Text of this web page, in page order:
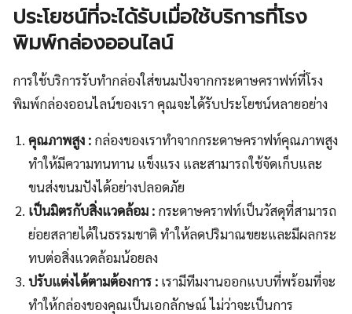
ประโยชน์ที่จะได้รับเมื่อใช้บริการที่โรง
พิมพ์กล่องออนไลน์
การใช้บริการรับทำกล่องใส่ขนมปังจากกระดาษคราฟท์ที่โรง
พิมพ์กล่องออนไลน์ของเรา คุณจะได้รับประโยชน์หลายอย่าง
คุณภาพสูง : กล่องของเราทำจากกระดาษคราฟท์คุณภาพสูง
ทำให้มีความทนทาน แข็งแรง และสามารถใช้จัดเก็บและ
ขนส่งขนมปังได้อย่างปลอดภัย
เป็นมิตรกับสิ่งแวดล้อม : กระดาษคราฟท์เป็นวัสดุที่สามารถ
ย่อยสลายได้ในธรรมชาติ ทำให้ลดปริมาณขยะและมีผลกระ
ทบต่อสิ่งแวดล้อมน้อยลง
ปรับแต่งได้ตามต้องการ : เรามีทีมงานออกแบบที่พร้อมที่จะ
ทำให้กล่องของคุณเป็นเอกลักษณ์ ไม่ว่าจะเป็นการ